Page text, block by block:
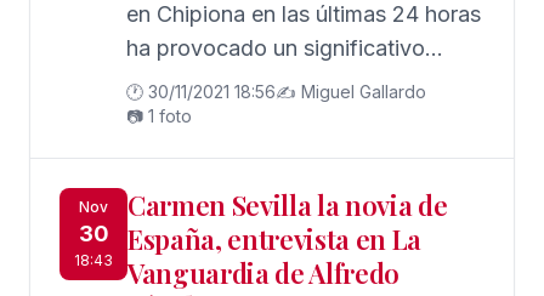
en Chipiona en las últimas 24 horas
ha provocado un significativo
empeoramiento de la tasa de
incidencia acumulada a 14 días,
🕐 30/11/2021 18:56✍️ Miguel Gallardo
📷 1 foto
Nov
30
18:43
Carmen Sevilla la novia de
España, entrevista en La
Vanguardia de Alfredo